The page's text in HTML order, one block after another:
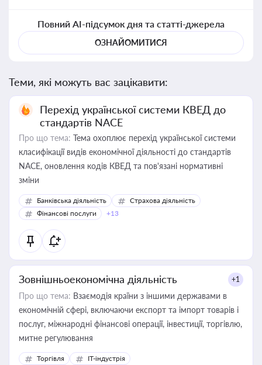
Повний AI-підсумок дня та статті-джерела
ОЗНАЙОМИТИСЯ
Теми, які можуть вас зацікавити:
Перехід української системи КВЕД до
стандартів NACE
Про що тема: Тема охоплює перехід української системи
класифікації видів економічної діяльності до стандартів
NACE, оновлення кодів КВЕД та пов'язані нормативні
зміни
Банківська діяльність
Страхова діяльність
Фінансові послуги
+13
Зовнішньоекономічна діяльність +1
Про що тема: Взаємодія країни з іншими державами в
економічній сфері, включаючи експорт та імпорт товарів і
послуг, міжнародні фінансові операції, інвестиції, торгівлю,
митне регулювання
Торгівля
IT-індустрія